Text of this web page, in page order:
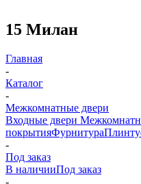
15 Милан
Главная
-
Каталог
-
Межкомнатные двери
Входные двери
покрытияФурнитура
-
Под заказ
В наличииПод заказ
-